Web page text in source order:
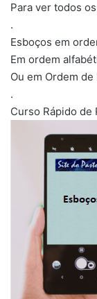
Para ver todos
.
Esboços em
Em ordem
Ou em Ordem
.
Curso Rápido de